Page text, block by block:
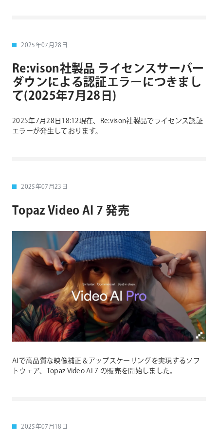
2025年07月28日
Re:vison社製品 ライセンスサーバー
ダウンによる認証エラーにつきまし
て(2025年7月28日)
2025年7月28日18:12現在、Re:vison社製品でライセンス認証
エラーが発生しております。
2025年07月23日
Topaz Video AI 7 発売
AIで高品質な映像補正＆アップスケーリングを実現するソフ
トウェア、Topaz Video AI 7 の販売を開始しました。
2025年07月18日